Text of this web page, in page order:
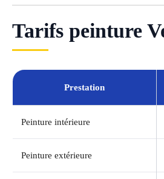
Tarifs peinture
Prestation
Peinture intérieure
Peinture extérieure